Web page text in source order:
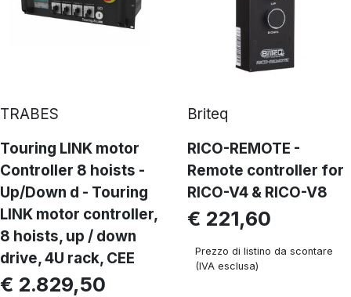
TRABES
Touring LINK motor
Controller 8 hoists -
Up/Down d - Touring
LINK motor controller,
8 hoists, up / down
drive, 4U rack, CEE
€ 2.829,50
Briteq
RICO-REMOTE -
Remote controller for
RICO-V4 & RICO-V8
€ 221,60
Prezzo di listino da scontare
(IVA esclusa)